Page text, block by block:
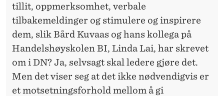
tillit, oppmerksomhet, verbale
tilbakemeldinger og stimulere og inspirere
dem, slik Bård Kuvaas og hans kollega på
Handelshøyskolen BI, Linda Lai, har skrevet
om i DN? Ja, selvsagt skal ledere gjøre det.
Men det viser seg at det ikke nødvendigvis er
et motsetningsforhold mellom å gi